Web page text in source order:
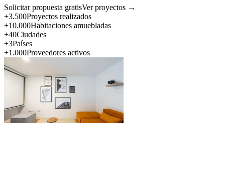
Solicitar propuesta gratisVer proyectos →
+3.500Proyectos realizados
+10.000Habitaciones amuebladas
+40Ciudades
+3Países
+1.000Proveedores activos